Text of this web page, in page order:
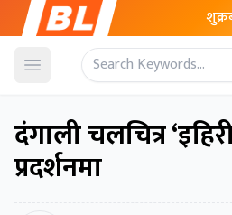
Open menu
दंगाली चलचित्र
प्रदर्शनमा